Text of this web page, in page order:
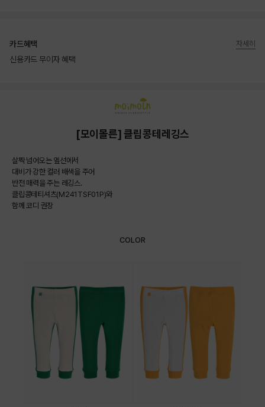
카드혜택
신용카드 무이자 혜택
자세히
[모이몰른] 클립콩테레깅스
살짝 넘어오는 옆선에서
대비가 강한 컬러 배색을 주어
반전 매력을 주는 레깅스.
클립콩테티셔츠(M241TSF01P)와
함께 코디 권장
COLOR